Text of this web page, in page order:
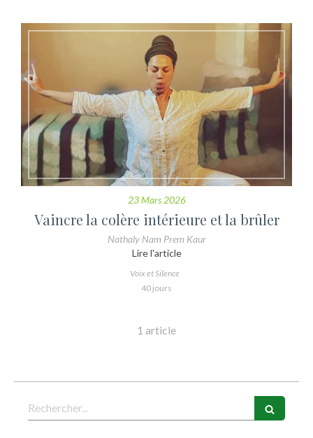
23 Mars 2026
Vaincre la colère intérieure et la brûler
Nathaly Nam Prem Kaur
Lire l'article
Voix et Silence
40 jours
1 article
Rechercher